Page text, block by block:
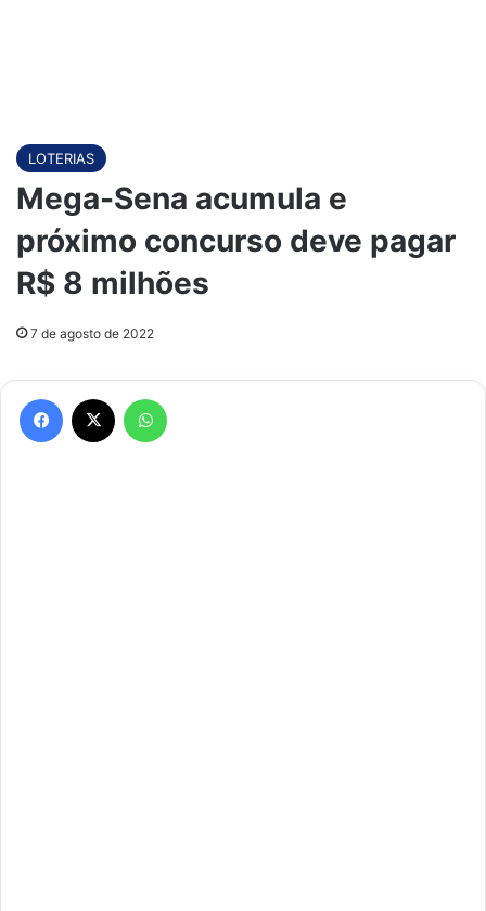
LOTERIAS
Mega-Sena acumula e
próximo concurso deve pagar
R$ 8 milhões
7 de agosto de 2022
Facebook